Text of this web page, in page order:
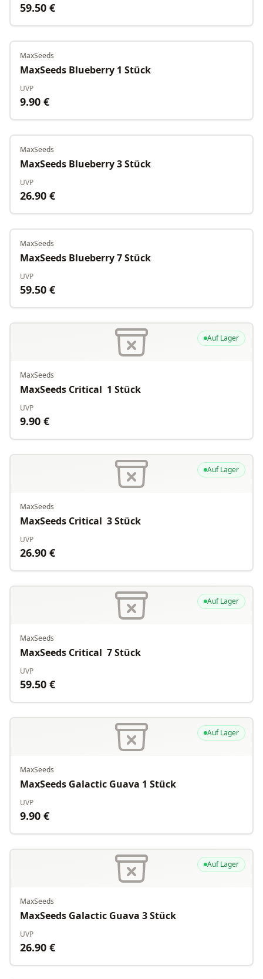
59.50 €
MaxSeeds
MaxSeeds Blueberry 1 Stück
UVP
9.90 €
MaxSeeds
MaxSeeds Blueberry 3 Stück
UVP
26.90 €
MaxSeeds
MaxSeeds Blueberry 7 Stück
UVP
59.50 €
Auf Lager
MaxSeeds
MaxSeeds Critical 1 Stück
UVP
9.90 €
Auf Lager
MaxSeeds
MaxSeeds Critical 3 Stück
UVP
26.90 €
Auf Lager
MaxSeeds
MaxSeeds Critical 7 Stück
UVP
59.50 €
Auf Lager
MaxSeeds
MaxSeeds Galactic Guava 1 Stück
UVP
9.90 €
Auf Lager
MaxSeeds
MaxSeeds Galactic Guava 3 Stück
UVP
26.90 €